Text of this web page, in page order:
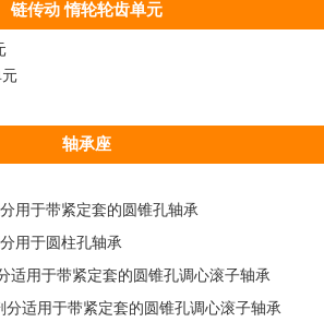
链传动 惰轮轮齿单元
轴承座
用于带紧定套的圆锥孔轴承
用于圆柱孔轴承
适用于带紧定套的圆锥孔调心滚子轴承
分适用于带紧定套的圆锥孔调心滚子轴承